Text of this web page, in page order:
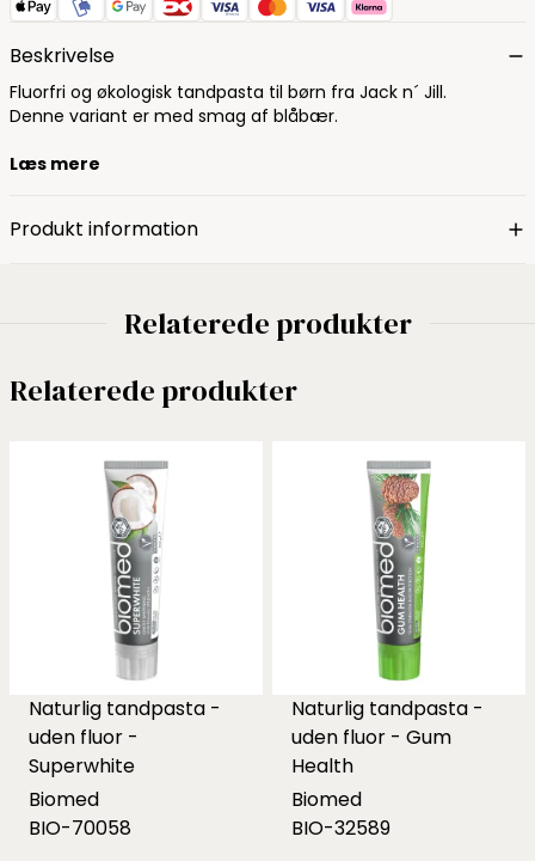
Beskrivelse
Fluorfri og økologisk tandpasta til børn fra Jack n´ Jill.
Denne variant er med smag af blåbær.
Læs mere
Produkt information
Relaterede produkter
Relaterede produkter
Naturlig tandpasta -
uden fluor -
Superwhite
Biomed
BIO-70058
Naturlig tandpasta -
uden fluor - Gum
Health
Biomed
BIO-32589